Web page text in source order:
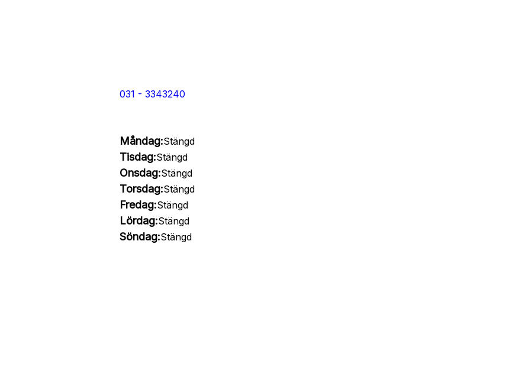
031 - 3343240
Måndag:Stängd
Tisdag:Stängd
Onsdag:Stängd
Torsdag:Stängd
Fredag:Stängd
Lördag:Stängd
Söndag:Stängd